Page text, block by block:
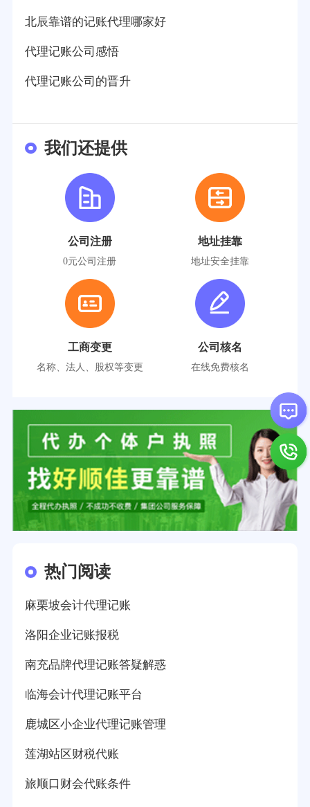
北辰靠谱的记账代理哪家好
代理记账公司感悟
代理记账公司的晋升
我们还提供
公司注册
0元公司注册
地址挂靠
地址安全挂靠
工商变更
名称、法人、股权等变更
公司核名
在线免费核名
热门阅读
麻栗坡会计代理记账
洛阳企业记账报税
南充品牌代理记账答疑解惑
临海会计代理记账平台
鹿城区小企业代理记账管理
莲湖站区财税代账
旅顺口财会代账条件